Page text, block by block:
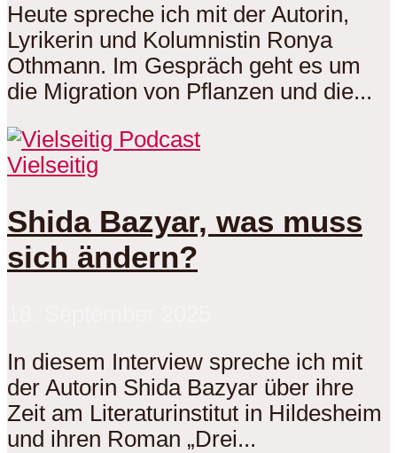
Heute spreche ich mit der Autorin,
Lyrikerin und Kolumnistin Ronya
Othmann. Im Gespräch geht es um
die Migration von Pflanzen und die...
Vielseitig
Shida Bazyar, was muss
sich ändern?
In diesem Interview spreche ich mit
der Autorin Shida Bazyar über ihre
Zeit am Literaturinstitut in Hildesheim
und ihren Roman „Drei...